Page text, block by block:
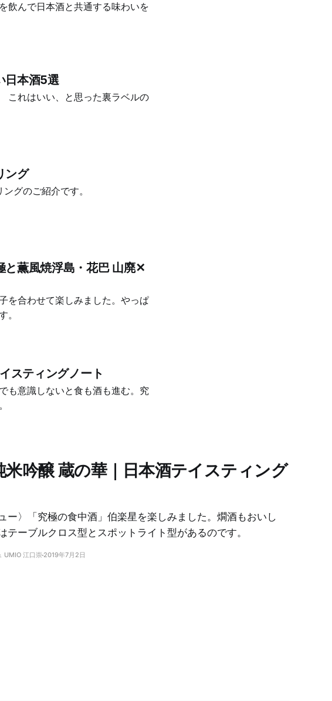
飲んで日本酒と共通する味わいを
日本酒5選
れはいい、と思った裏ラベルの
ング
グのご紹介です。
と薫風焼浮島・花巴 山廃✕
を合わせて楽しみました。やっぱ
。
スティングノート
も意識しないと食も酒も進む。究
米吟醸 蔵の華｜日本酒テイスティング
ー〉「究極の食中酒」伯楽星を楽しみました。燗酒もおいし
テーブルクロス型とスポットライト型があるのです。
UMIO 江口崇 2019年7月2日